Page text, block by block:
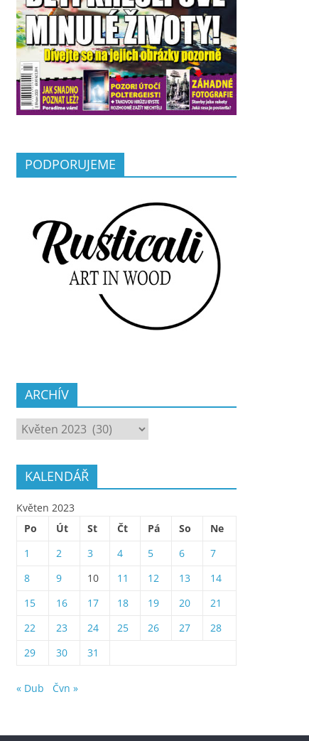
PODPORUJEME
ARCHÍV
ARCHÍV
KALENDÁŘ
Květen 2023
Po
Út St Čt Pá So
Ne
1
2 3 4 5 6
7
8
9 10 11 12 13
14
15
16 17 18 19 20
21
22
23 24 25 26 27
28
29
30 31
« Dub Čvn »